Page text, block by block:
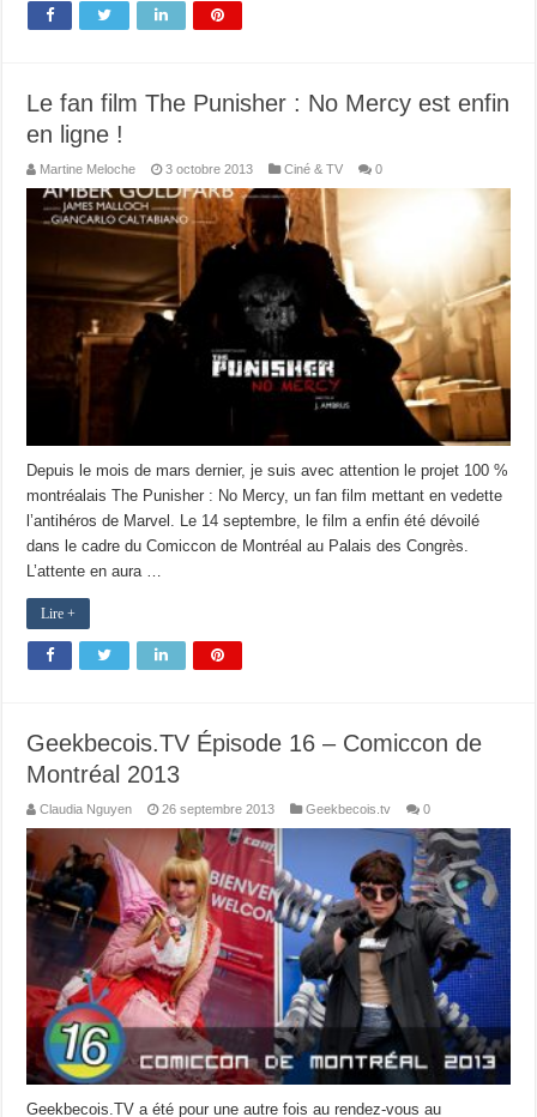
Le fan film The Punisher : No Mercy est enfin
en ligne !
Martine Meloche 3 octobre 2013 Ciné & TV 0
Depuis le mois de mars dernier, je suis avec attention le projet 100 %
montréalais The Punisher : No Mercy, un fan film mettant en vedette
l’antihéros de Marvel. Le 14 septembre, le film a enfin été dévoilé
dans le cadre du Comiccon de Montréal au Palais des Congrès.
L’attente en aura …
Lire +
Geekbecois.TV Épisode 16 – Comiccon de
Montréal 2013
Claudia Nguyen 26 septembre 2013 Geekbecois.tv 0
Geekbecois.TV a été pour une autre fois au rendez-vous au